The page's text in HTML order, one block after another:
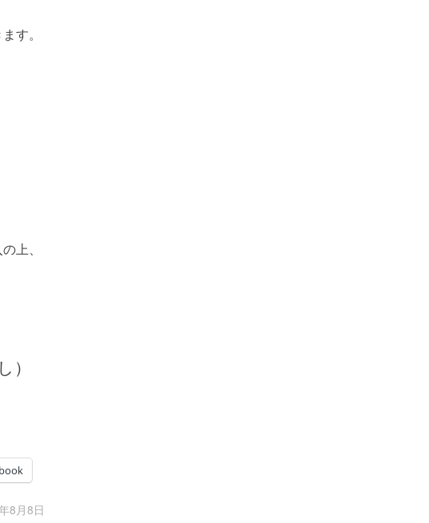
す。
上、
8月8日